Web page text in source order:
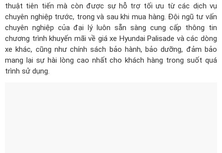
thuật tiên tiến mà còn được sự hỗ trợ tối ưu từ các dịch vụ
chuyên nghiệp trước, trong và sau khi mua hàng. Đội ngũ tư vấn
chuyên nghiệp của đại lý luôn sẵn sàng cung cấp thông tin
chương trình khuyến mãi về giá xe Hyundai Palisade và các dòng
xe khác, cũng như chính sách bảo hành, bảo dưỡng, đảm bảo
mang lại sự hài lòng cao nhất cho khách hàng trong suốt quá
trình sử dụng.